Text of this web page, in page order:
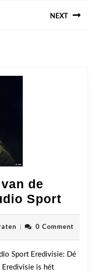
NEXT
de
Sport
de
van
de
cdenvhoogstraten
0 Comment
Sport Eredivisie: Dé
Eredivisie is hét